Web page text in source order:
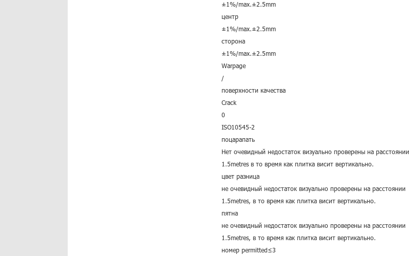
±1%/max.±2.5mm
центр
±1%/max.±2.5mm
сторона
±1%/max.±2.5mm
Warpage
/
поверхности качества
Crack
0
ISO10545-2
поцарапать
Нет очевидный недостаток визуально проверены на расстоянии
1.5metres в то время как плитка висит вертикально.
цвет разница
не очевидный недостаток визуально проверены на расстоянии
1.5metres, в то время как плитка висит вертикально.
пятна
не очевидный недостаток визуально проверены на расстоянии
1.5metres, в то время как плитка висит вертикально.
номер permitted≤3